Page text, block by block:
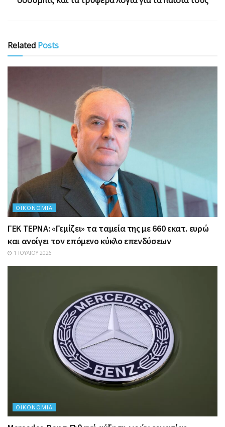
Related Posts
ΟΙΚΟΝΟΜΊΑ
ΓΕΚ ΤΕΡΝΑ: «Γεμίζει» τα ταμεία της με 660 εκατ. ευρώ
και ανοίγει τον επόμενο κύκλο επενδύσεων
1 ΙΟΥΛΊΟΥ 2026
ΟΙΚΟΝΟΜΊΑ